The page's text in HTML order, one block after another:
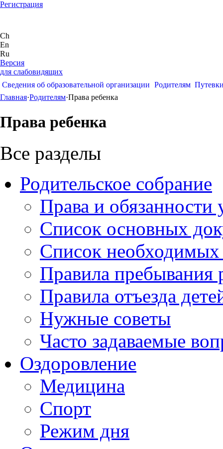
Регистрация
Ch
En
Ru
Версия
для слабовидящих
Сведения об образовательной организации Родителям
Главная·Родителям·Права ребенка
Права ребенка
Все разделы
Родительское собрание
Права и обязанности
Список основных
Список необходимых
Правила пребывания
Правила отъезда
Нужные советы
Часто задаваемые
Оздоровление
Медицина
Спорт
Режим дня